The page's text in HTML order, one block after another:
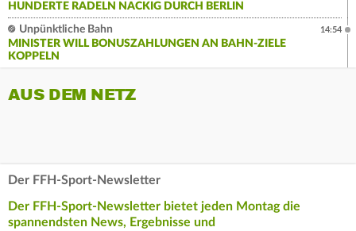
HUNDERTE RADELN NACKIG DURCH BERLIN
Unpünktliche Bahn
MINISTER WILL BONUSZAHLUNGEN AN BAHN-ZIELE
KOPPELN
14:54
AUS DEM NETZ
Der FFH-Sport-Newsletter
Der FFH-Sport-Newsletter bietet jeden Montag die
spannendsten News, Ergebnisse und